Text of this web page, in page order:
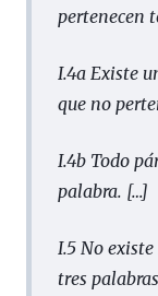
pertenecen
I.4a Existe
que no
I.4b Todo
palabra. […]
I.5 No
tres